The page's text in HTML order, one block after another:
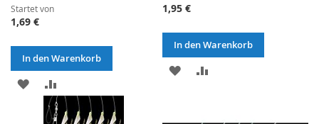
Startet von
1,69 €
In den Warenkorb
ZUR
WUNSCHLISTE
VERGLEICHSLISTE
1,95 €
In den Warenkorb
ZUR